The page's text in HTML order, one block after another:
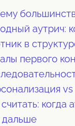
аутрич:
в
первого
когда
дальше